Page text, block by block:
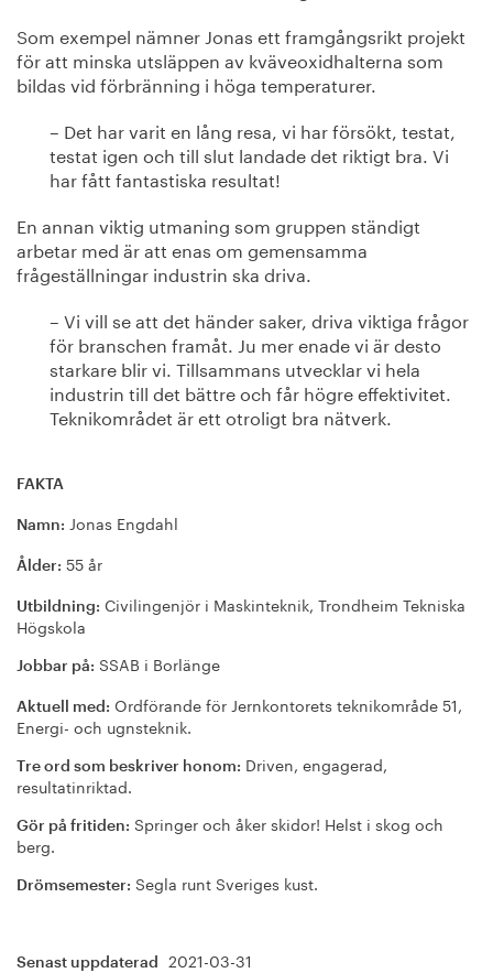
Som exempel nämner Jonas ett framgångsrikt projekt
för att minska utsläppen av kväveoxidhalterna som
bildas vid förbränning i höga temperaturer.
– Det har varit en lång resa, vi har försökt, testat,
testat igen och till slut landade det riktigt bra. Vi
har fått fantastiska resultat!
En annan viktig utmaning som gruppen ständigt
arbetar med är att enas om gemensamma
frågeställningar industrin ska driva.
– Vi vill se att det händer saker, driva viktiga frågor
för branschen framåt. Ju mer enade vi är desto
starkare blir vi. Tillsammans utvecklar vi hela
industrin till det bättre och får högre effektivitet.
Teknikområdet är ett otroligt bra nätverk.
FAKTA
Namn: Jonas Engdahl
Ålder: 55 år
Utbildning: Civilingenjör i Maskinteknik, Trondheim Tekniska
Högskola
Jobbar på: SSAB i Borlänge
Aktuell med: Ordförande för Jernkontorets teknikområde 51,
Energi- och ugnsteknik.
Tre ord som beskriver honom: Driven, engagerad,
resultatinriktad.
Gör på fritiden: Springer och åker skidor! Helst i skog och
berg.
Drömsemester: Segla runt Sveriges kust.
Senast uppdaterad 2021-03-31